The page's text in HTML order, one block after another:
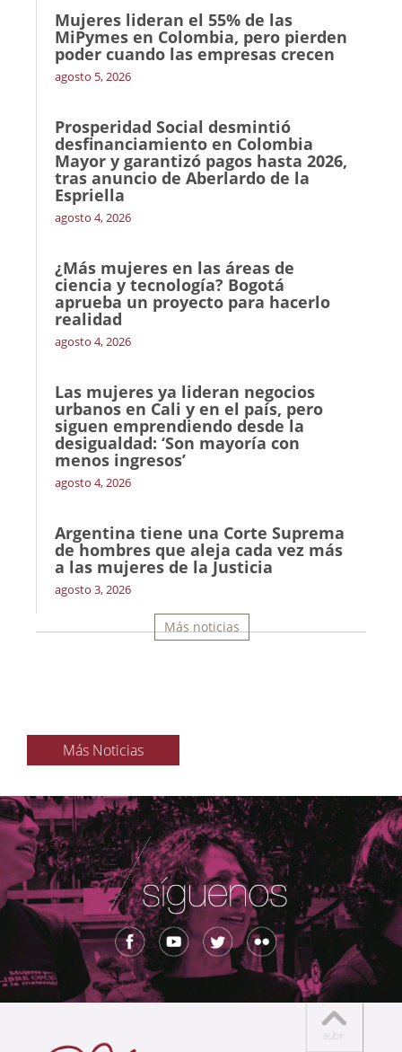
Mujeres lideran el 55% de las
MiPymes en Colombia, pero pierden
poder cuando las empresas crecen
agosto 5, 2026
Prosperidad Social desmintió
desfinanciamiento en Colombia
Mayor y garantizó pagos hasta 2026,
tras anuncio de Aberlardo de la
Espriella
agosto 4, 2026
¿Más mujeres en las áreas de
ciencia y tecnología? Bogotá
aprueba un proyecto para hacerlo
realidad
agosto 4, 2026
Las mujeres ya lideran negocios
urbanos en Cali y en el país, pero
siguen emprendiendo desde la
desigualdad: ‘Son mayoría con
menos ingresos’
agosto 4, 2026
Argentina tiene una Corte Suprema
de hombres que aleja cada vez más
a las mujeres de la Justicia
agosto 3, 2026
Más noticias
Más Noticias